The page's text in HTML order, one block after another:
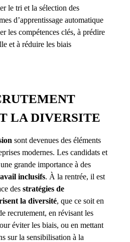
le tri et la sélection des
d’apprentissage automatique
les compétences clés, à prédire
et à réduire les biais
LA DIVERSITE
sont devenues des éléments
modernes. Les candidats et
grande importance à des
inclusifs. À la rentrée, il est
des stratégies de
la diversité, que ce soit en
recrutement, en révisant les
éviter les biais, ou en mettant
sur la sensibilisation à la